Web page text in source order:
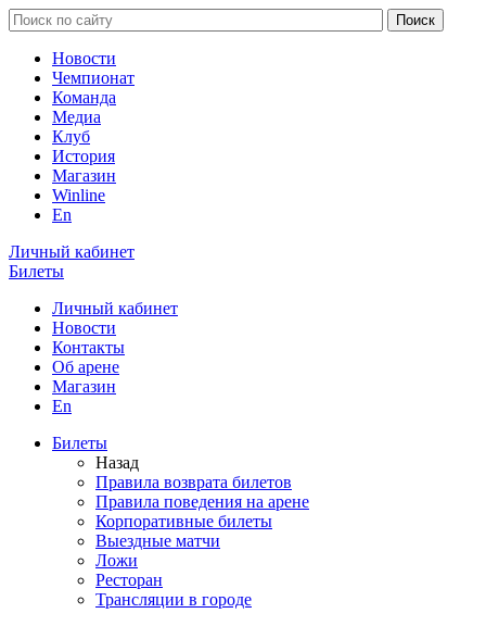
Новости
Чемпионат
Команда
Медиа
Клуб
История
Магазин
Winline
En
Личный кабинет
Билеты
Личный кабинет
Новости
Контакты
Об арене
Магазин
En
Билеты
Назад
Правила возврата билетов
Правила поведения на арене
Корпоративные билеты
Выездные матчи
Ложи
Ресторан
Трансляции в городе